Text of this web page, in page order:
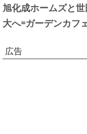
旭化成ホームズと
大へ=ガーデンカフ
広告